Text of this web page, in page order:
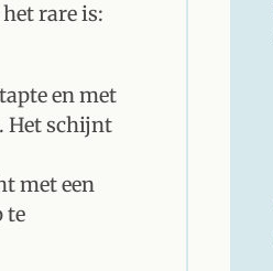
rare is:
en met
Het schijnt
met een
te